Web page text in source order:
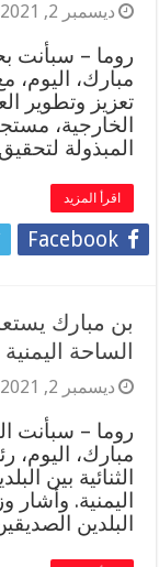
ديسمبر 2, 2021
روما – سبأنت
مبارك، اليوم،
تعزيز وتطوير
الخارجية،
المبذولة
اقرأ المزيد
Facebook
بن مبارك
الساحة اليمنية
ديسمبر 2, 2021
روما – سبأنت
مبارك، اليوم،
الثنائية بين
اليمنية. وأشار
البلدين